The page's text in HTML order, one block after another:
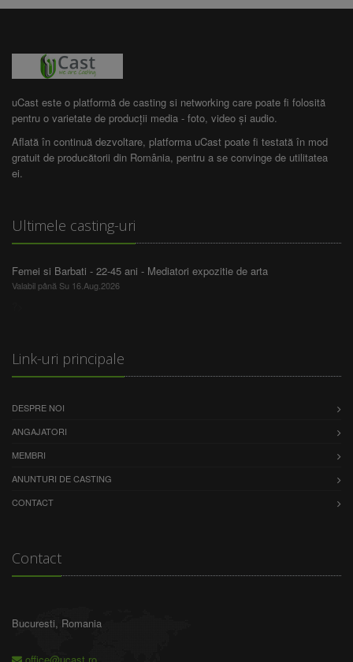
uCast este o platformă de casting si networking care poate fi folosită
pentru o varietate de producții media - foto, video și audio.
Aflată în continuă dezvoltare, platforma uCast poate fi testată în mod
gratuit de producătorii din România, pentru a se convinge de utilitatea
ei.
Ultimele casting-uri
Femei si Barbati - 22-45 ani - Mediatori expozitie de arta
Valabil până Su 16.Aug.2026
Link-uri principale
DESPRE NOI
ANGAJATORI
MEMBRI
ANUNTURI DE CASTING
CONTACT
Contact
Bucuresti, Romania